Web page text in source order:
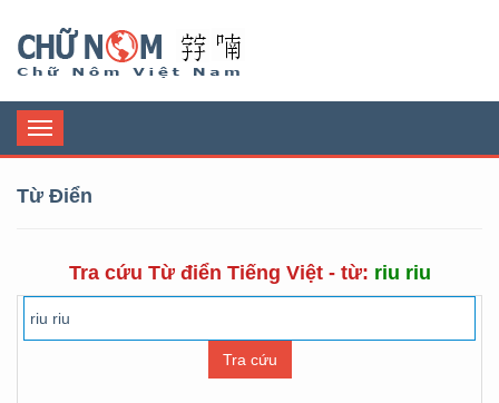
Toggle
navigation
Từ Điển
Tra cứu Từ điển Tiếng Việt - từ: riu riu